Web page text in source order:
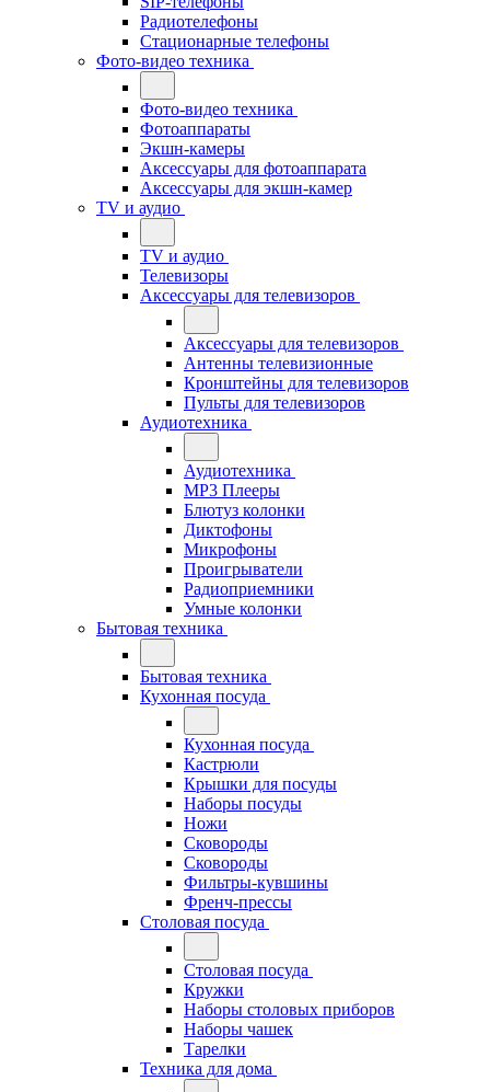
Радиотелефоны
Стационарные телефоны
Фото-видео техника
Фото-видео техника
Фотоаппараты
Экшн-камеры
Аксессуары для фотоаппарата
Аксессуары для экшн-камер
TV и аудио
TV и аудио
Телевизоры
Аксессуары для телевизоров
Аксессуары для телевизоров
Антенны телевизионные
Кронштейны для телевизоров
Пульты для телевизоров
Аудиотехника
Аудиотехника
MP3 Плееры
Блютуз колонки
Диктофоны
Микрофоны
Проигрыватели
Радиоприемники
Умные колонки
Бытовая техника
Бытовая техника
Кухонная посуда
Кухонная посуда
Кастрюли
Крышки для посуды
Наборы посуды
Ножи
Сковороды
Сковороды
Фильтры-кувшины
Френч-прессы
Столовая посуда
Столовая посуда
Кружки
Наборы столовых приборов
Наборы чашек
Тарелки
Техника для дома